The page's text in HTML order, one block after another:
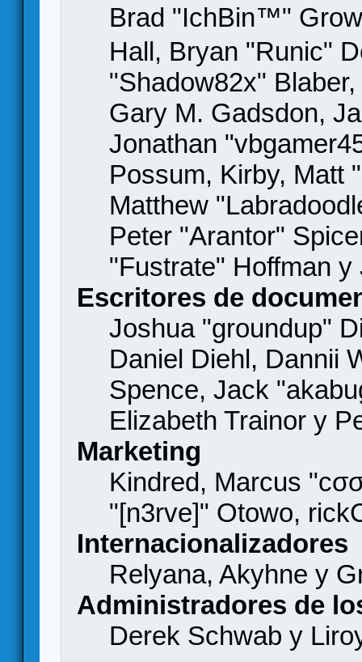
Brad "IchBin™"
Hall, Bryan "Runic"
"Shadow82x"
Gary M. Gadsdon,
Jonathan
Possum, Kirby, Matt
Matthew
Peter "Arantor"
"Fustrate" Hoffman
Escritores de
Joshua "groundup"
Daniel Diehl, Dannii
Spence, Jack
Elizabeth Trainor y
Marketing
Kindred, Marcus
"[n3rve]" Otowo,
Internacionalizadores
Relyana, Akyhne y
Administradores de
Derek Schwab y